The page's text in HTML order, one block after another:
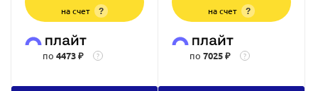
на счет
?
по 4473 ₽ ?
на счет
?
по 7025 ₽ ?